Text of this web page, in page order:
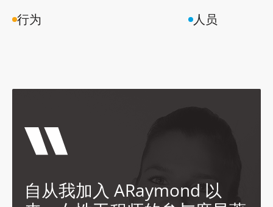
行为 人员
自从我加入 ARaymond 以